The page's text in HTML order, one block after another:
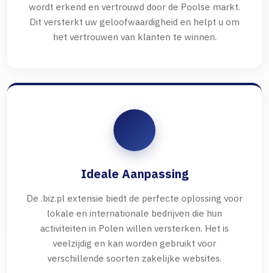
wordt erkend en vertrouwd door de Poolse markt.
Dit versterkt uw geloofwaardigheid en helpt u om
het vertrouwen van klanten te winnen.
Ideale Aanpassing
De .biz.pl extensie biedt de perfecte oplossing voor
lokale en internationale bedrijven die hun
activiteiten in Polen willen versterken. Het is
veelzijdig en kan worden gebruikt voor
verschillende soorten zakelijke websites.